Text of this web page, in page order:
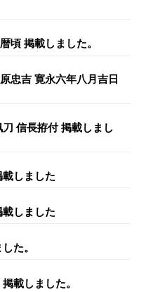
頃 掲載しました。
忠吉 寛永六年八月吉日
信長拵付 掲載しまし
しました
しました
た。
載しました。